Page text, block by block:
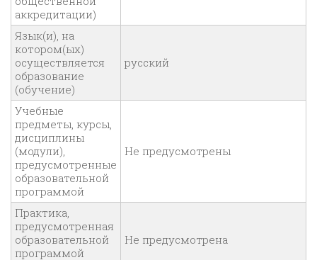
аккредитации)
Язык(и), на
котором(ых)
осуществляется
образование
(обучение)
русский
Учебные
предметы, курсы,
дисциплины
(модули),
предусмотренные
образовательной
программой
Не предусмотрены
Практика,
предусмотренная
образовательной
программой
Не предусмотрена